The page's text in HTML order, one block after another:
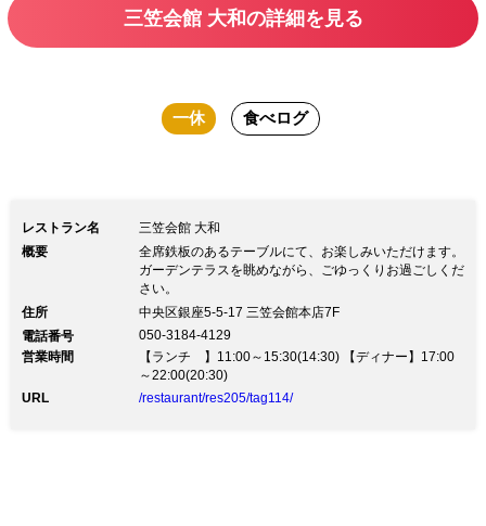
に限りがございますので、ご予約をお勧
三笠会館 大和の詳細を見る
一休 食べログ
レストラン名
三笠会館 大和
概要
全席鉄板のあるテーブルにて、お楽しみいただけます。
ガーデンテラスを眺めながら、ごゆっくりお過ごしくだ
さい。
住所
中央区銀座5-5-17 三笠会館本店7F
電話番号
050-3184-4129
営業時間
【ランチ 】11:00～15:30(14:30) 【ディナー】17:00
～22:00(20:30)
URL
/restaurant/res205/tag114/